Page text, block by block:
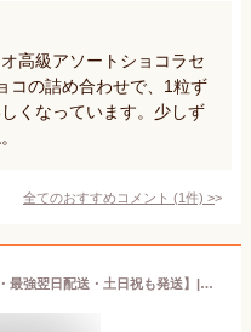
高級アソートショコラセ
コの詰め合わせで、1粒ず
くなっています。少しず
全てのおすすめコメント (1件) >
父の日に！【ゴディバ専用紙袋付・最強翌日配送・土日祝も発送】|ゴディバ チョコレートケーキ|入進学 お祝い お誕生日 ご自宅用 自分へのご褒美にGODIVA スイーツ プレゼント 送料無料 結婚祝い 出産内祝い お返し 写真入り メッセージカード 贈答品 【sztc】